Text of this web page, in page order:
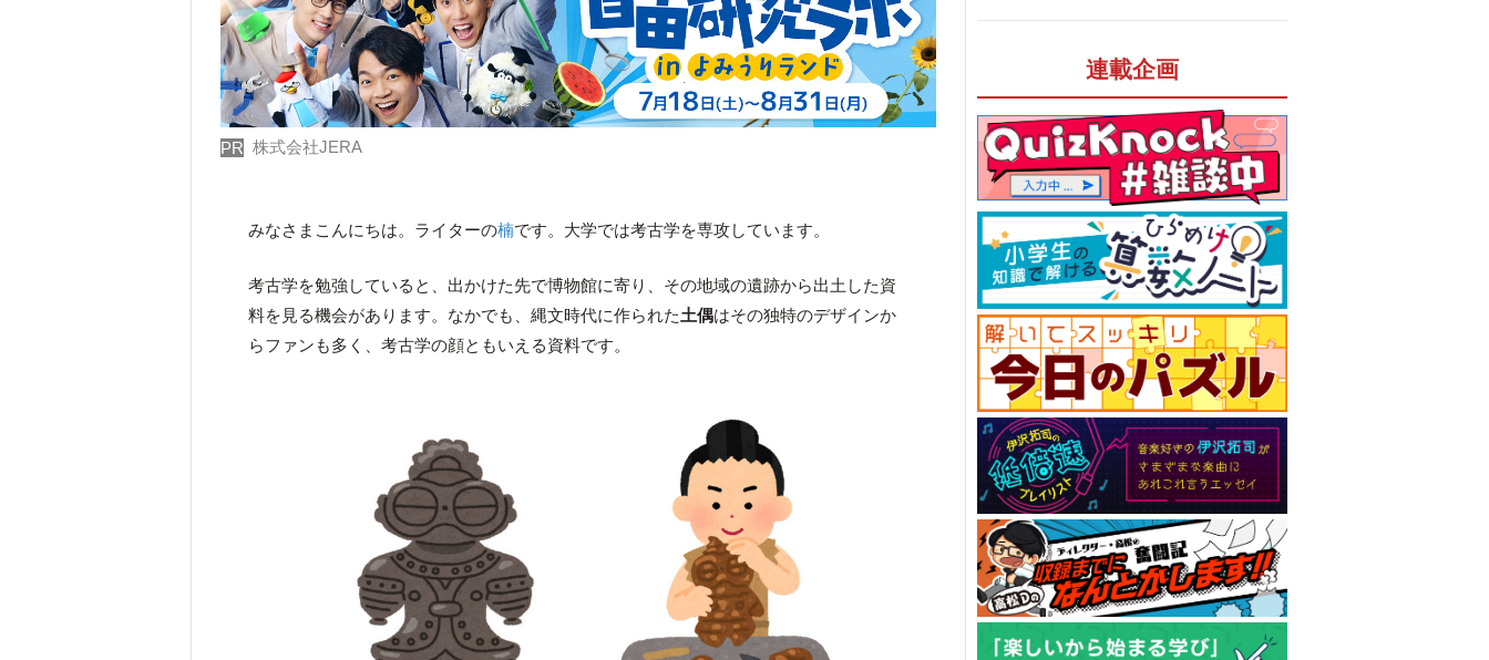
PR 株式会社JERA
みなさまこんにちは。ライターの楠です。大学では考古学を専攻しています。
考古学を勉強していると、出かけた先で博物館に寄り、その地域の遺跡から出土した資
料を見る機会があります。なかでも、縄文時代に作られた土偶はその独特のデザインか
らファンも多く、考古学の顔ともいえる資料です。
連載企画